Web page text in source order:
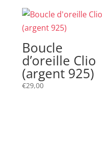
Boucle
d’oreille Clio
(argent 925)
€29,00